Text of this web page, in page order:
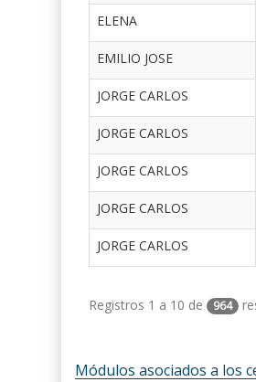
ELENA
EMILIO JOSE
JORGE CARLOS
JORGE CARLOS
JORGE CARLOS
JORGE CARLOS
JORGE CARLOS
Registros 1 a 10 de 964
Módulos asociados a los